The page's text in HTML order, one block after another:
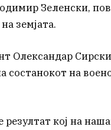
Зеленски,
земјата.
Олександар
состанокот на
кој на